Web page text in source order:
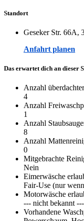
Standort
Geseker Str. 66A,
Anfahrt planen
Das erwartet dich an dieser
Anzahl
4
Anzahl
1
Anzahl
8
Anzahl
0
Mitgebrachte
Nein
Eimerwäsche
Fair-Use (nur
Motorwäsche
--- nicht bekannt ---
Vorhandene